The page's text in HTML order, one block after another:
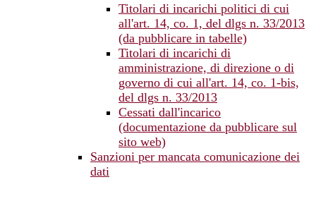
Titolari di incarichi politici di cui
all'art. 14, co. 1, del dlgs n. 33/2013
(da pubblicare in tabelle)
Titolari di incarichi di
amministrazione, di direzione o di
governo di cui all'art. 14, co. 1-bis,
del dlgs n. 33/2013
Cessati dall'incarico
(documentazione da pubblicare sul
sito web)
Sanzioni per mancata comunicazione dei
dati